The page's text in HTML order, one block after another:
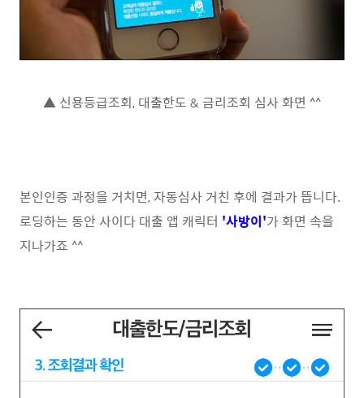
▲ 신용등급조회, 대출한도 & 금리조회 심사 화면 ^^
본인인증 과정을 거치면, 자동심사 거친 후에 결과가 뜹니다.
로딩하는 동안 사이다 대출 앱 캐릭터 '사방이'가 화면 속을
지나가죠 ^^